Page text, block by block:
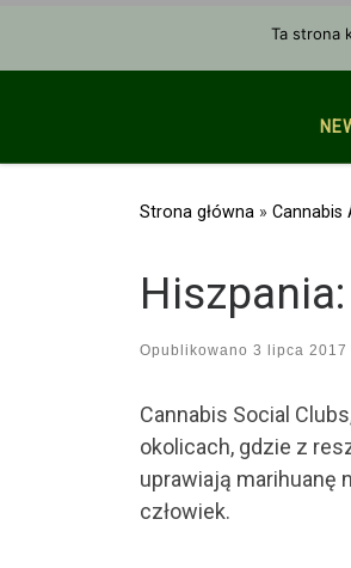
Strona główna » Cannabis
Opublikowano 3 lipca 2017
Cannabis Social
okolicach, gdzie z
uprawiają marihuanę
człowiek.
Ta strona